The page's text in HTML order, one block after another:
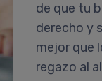
de que tu
derecho y
mejor que
regazo al